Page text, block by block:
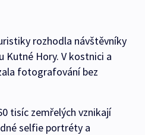
rozhodla návštěvníky
Kutné Hory. V kostnici a
fotografování bez
tisíc zemřelých vznikají
selfie portréty a